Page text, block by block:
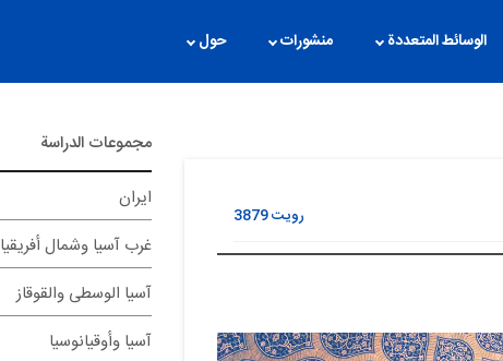
الوسائط المتعددة منشورات حول
رویت3879
مجموعات الدراسة
ايران
غرب آسيا وشمال أفريقيا
آسيا الوسطى والقوقاز
آسيا وأوقيانوسيا